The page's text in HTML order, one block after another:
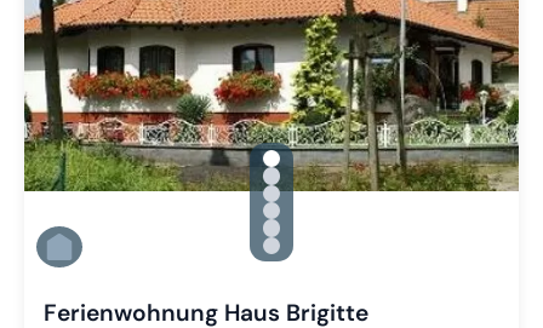
gallery.slide_selector
Zu Slide 1 wechseln
Zu Slide 2 wechseln
Zu Slide 3 wechseln
Zu Slide 4 wechseln
Zu Slide 5 wechseln
Zu Slide 6 wechseln
Ferienwohnung Haus Brigitte